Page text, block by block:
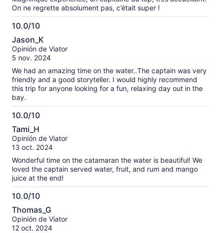
On ne regrette absolument pas, c’était super !
10.0/10
10.0
de
10
Jason_K
Opinión de Viator
5 nov. 2024
We had an amazing time on the water..The captain was very
friendly and a good storyteller. I would highly recommend
this trip for anyone looking for a fun, relaxing day out in the
bay.
10.0/10
10.0
de
10
Tami_H
Opinión de Viator
13 oct. 2024
Wonderful time on the catamaran the water is beautiful! We
loved the captain served water, fruit, and rum and mango
juice at the end!
10.0/10
10.0
de
10
Thomas_G
Opinión de Viator
12 oct. 2024